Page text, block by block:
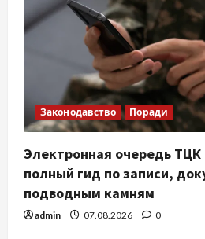
Законодавство Поради
Электронная очередь ТЦК
полный гид по записи,
подводным камням
admin 07.08.2026 0